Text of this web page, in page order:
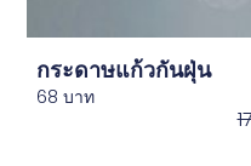
กระดาษแก้วกันฝุ่น
68บาท